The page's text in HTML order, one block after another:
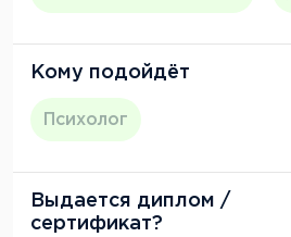
Кому подойдёт
Психолог
Выдается диплом /
сертификат?